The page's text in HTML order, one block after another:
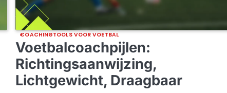
COACHINGTOOLS VOOR VOETBAL
Voetbalcoachpijlen:
Richtingsaanwijzing,
Lichtgewicht, Draagbaar